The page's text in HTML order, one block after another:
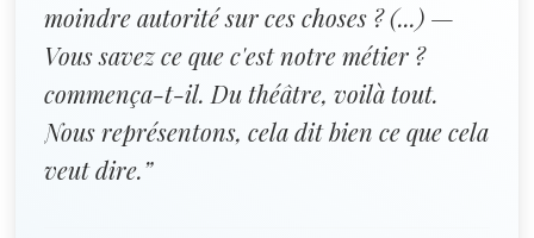
moindre autorité sur ces choses ? (...) —
Vous savez ce que c'est notre métier ?
commença-t-il. Du théâtre, voilà tout.
Nous représentons, cela dit bien ce que cela
veut dire.”